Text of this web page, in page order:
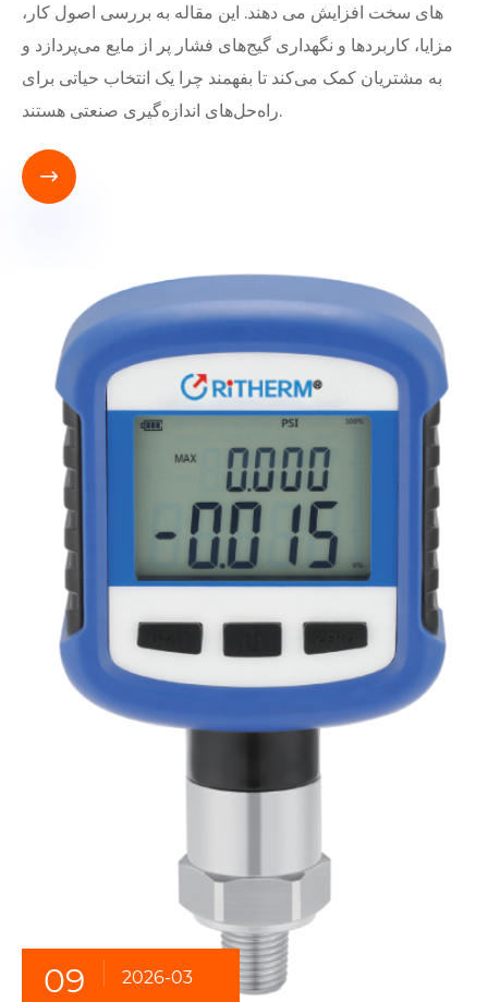
های سخت افزایش می دهند. این مقاله به بررسی اصول کار،
مزایا، کاربردها و نگهداری گیج‌های فشار پر از مایع می‌پردازد و
به مشتریان کمک می‌کند تا بفهمند چرا یک انتخاب حیاتی برای
راه‌حل‌های اندازه‌گیری صنعتی هستند.

09 2026-03